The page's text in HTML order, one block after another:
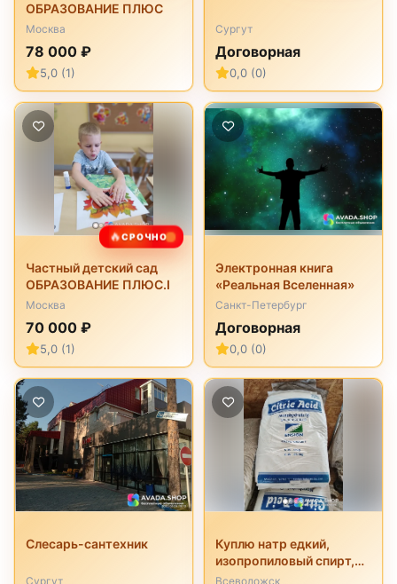
ОБРАЗОВАНИЕ ПЛЮС
Москва
78 000 ₽
5,0 (1)
Сургут
Договорная
0,0 (0)
🔥СРОЧНО
Частный детский сад
ОБРАЗОВАНИЕ ПЛЮС.I
Москва
70 000 ₽
5,0 (1)
Электронная книга
«Реальная Вселенная»
Санкт-Петербург
Договорная
0,0 (0)
Слесарь-сантехник
Сургут
Куплю натр едкий,
изопропиловый спирт,
перкарбонат натрия,
Всеволожск